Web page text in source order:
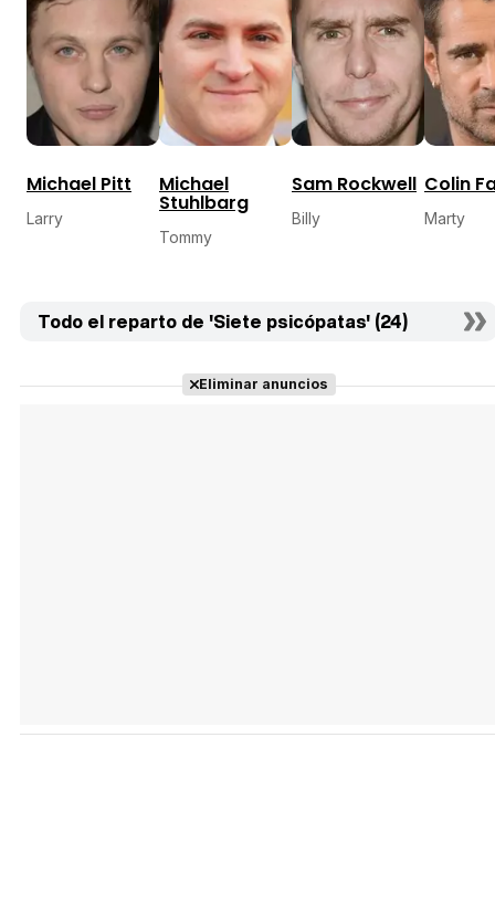
Michael Pitt
Larry
Michael
Stuhlbarg
Tommy
Sam Rockwell
Billy
Colin
Marty
Todo el reparto de 'Siete psicópatas' (24)
Eliminar anuncios